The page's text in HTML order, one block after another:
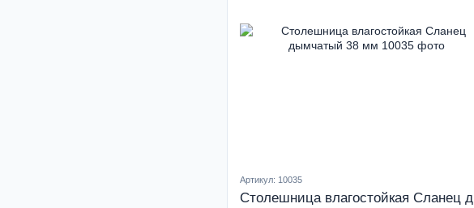
Артикул: 10035